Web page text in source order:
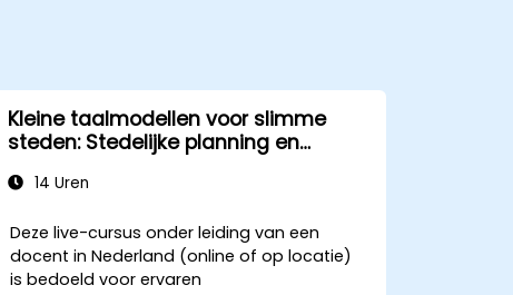
Kleine taalmodellen voor slimme
steden: Stedelijke planning en
14 Uren
Deze live-cursus onder leiding van een
docent in Nederland (online of op locatie)
is bedoeld voor ervaren